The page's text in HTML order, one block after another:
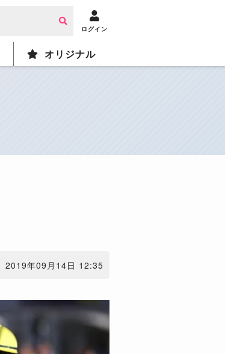
ログイン
オリジナル
2019年09月14日 12:35